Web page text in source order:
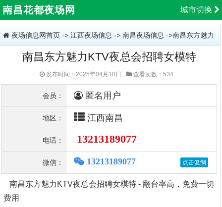
城市切换
南昌花都夜场网
夜场信息网首页 -> 江西夜场信息 -> 南昌夜场信息 ->南昌东方魅力
KTV夜总会招聘女模特
南昌东方魅力KTV夜总会招聘女模特
发布时间：2025年04月10日 查看次数：534
会员： 匿名用户
地区： 江西南昌
电话： 13213189077
微信： 13213189077
南昌东方魅力KTV夜总会招聘女模特 - 翻台率高，免费一切
费用